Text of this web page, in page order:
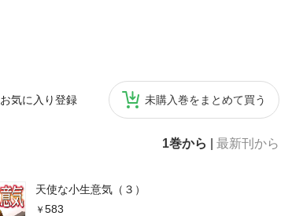
お気に入り登録 未購入巻をまとめて買う
1巻から 最新刊から
天使な小生意気（３）
583